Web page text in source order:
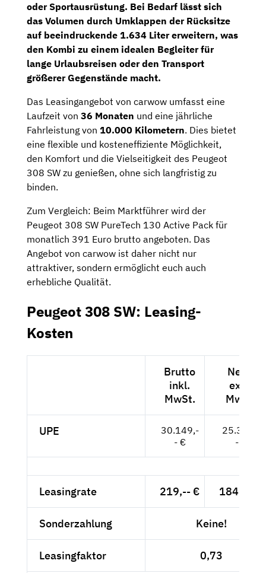
oder Sportausrüstung. Bei Bedarf lässt sich
das Volumen durch Umklappen der Rücksitze
auf beeindruckende 1.634 Liter erweitern, was
den Kombi zu einem idealen Begleiter für
lange Urlaubsreisen oder den Transport
größerer Gegenstände macht.
Das Leasingangebot von carwow umfasst eine
Laufzeit von 36 Monaten und eine jährliche
Fahrleistung von 10.000 Kilometern. Dies bietet
eine flexible und kosteneffiziente Möglichkeit,
den Komfort und die Vielseitigkeit des Peugeot
308 SW zu genießen, ohne sich langfristig zu
binden.
Zum Vergleich: Beim Marktführer wird der
Peugeot 308 SW PureTech 130 Active Pack für
monatlich 391 Euro brutto angeboten. Das
Angebot von carwow ist daher nicht nur
attraktiver, sondern ermöglicht euch auch
erhebliche Qualität.
Peugeot 308 SW: Leasing-
Kosten
Brutto
inkl.
MwSt.
Netto
exkl.
MwSt.
UPE
30.149,-
- €
25.335,-
- €
Leasingrate 219,-- € 184,03 €
Sonderzahlung Keine!
Leasingfaktor 0,73